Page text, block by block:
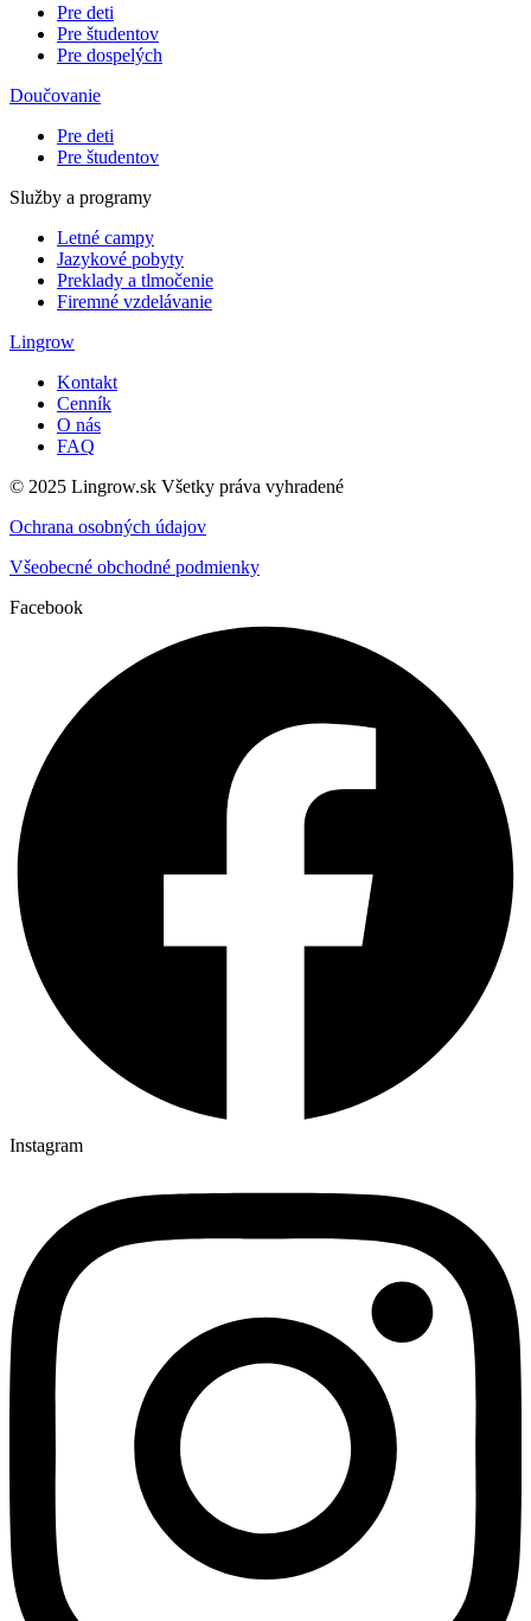
Pre deti
Pre študentov
Pre dospelých
Doučovanie
Pre deti
Pre študentov
Služby a programy
Letné campy
Jazykové pobyty
Preklady a tlmočenie
Firemné vzdelávanie
Lingrow
Kontakt
Cenník
O nás
FAQ
© 2025 Lingrow.sk Všetky práva vyhradené
Ochrana osobných údajov
Všeobecné obchodné podmienky
Facebook
Instagram